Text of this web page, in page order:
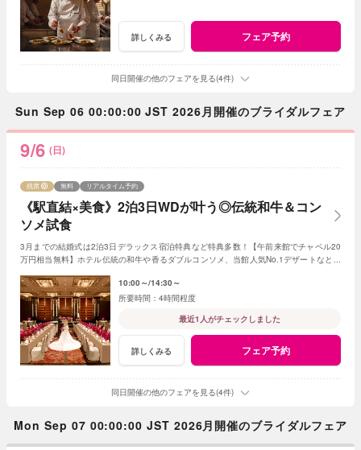
詳しくみる フェア予約
同日開催の他のフェアを見る(4件)
Sun Sep 06 00:00:00 JST 2026月開催のブライダルフェア
9/6 (日)
《駅直結×美食》2泊3日WDが叶う◎伝統和牛＆コン
ソメ試食
残席 無料 リアルタイム予約
3月までの結婚式は2泊3日デラックス宿泊特典など特典多数！【午前来館でチャペル20
万円相当無料】ホテル伝統の和牛や香るダブルコンソメ、当館人気No.1デザートなど贅
10:00～ 14:30～
4時間程度
最近1人がチェックしました
詳しくみる フェア予約
同日開催の他のフェアを見る(4件)
Mon Sep 07 00:00:00 JST 2026月開催のブライダルフェア